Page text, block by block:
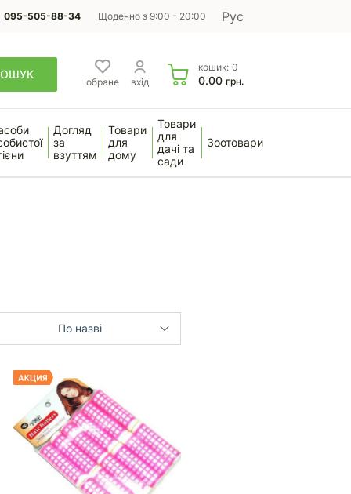
095-505-88-34 Щоденно з 9:00 - 20:00 Рус
обране вхід
кошик: 0
0.00 грн.
Догляд
за
взуттям
Товари
для
дому
Товари
для
дачі та
сади
Зоотовари
По назві